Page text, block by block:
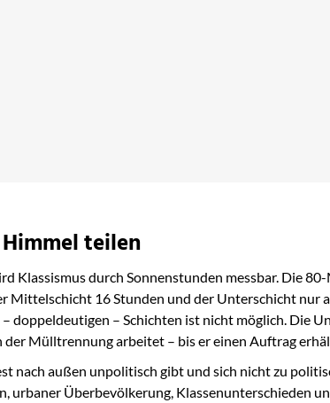
teilen
Klassismus durch Sonnenstunden messbar. Die
Mittelschicht 16 Stunden und der Unterschicht nur
doppeldeutigen – Schichten ist nicht möglich. Die
der Mülltrennung arbeitet – bis er einen Auftrag
nach außen unpolitisch gibt und sich nicht zu
urbaner Überbevölkerung, Klassenunterschieden